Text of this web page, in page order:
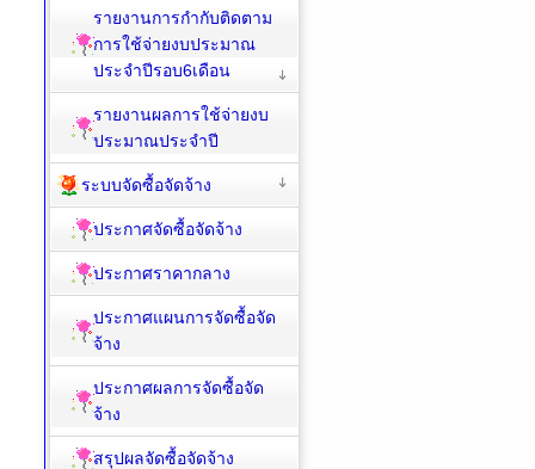
รายงานการกำกับติดตาม
การใช้จ่ายงบประมาณ
ประจำปีรอบ6เดือน
รายงานผลการใช้จ่ายงบ
ประมาณประจำปี
ระบบจัดซื้อจัดจ้าง
ประกาศจัดซื้อจัดจ้าง
ประกาศราคากลาง
ประกาศแผนการจัดซื้อจัด
จ้าง
ประกาศผลการจัดซื้อจัด
จ้าง
สรุปผลจัดซื้อจัดจ้าง